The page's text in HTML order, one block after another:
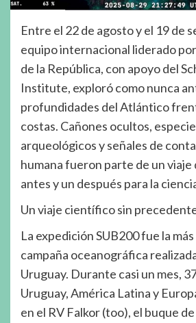
Entre el 22 de agosto y el 19 de
equipo internacional liderado
de la República, con apoyo del
Institute, exploró como nunca
profundidades del Atlántico
costas. Cañones ocultos,
arqueológicos y señales de
humana fueron parte de un viaje
antes y un después para la
Un viaje científico sin
La expedición SUB200 fue la
campaña oceanográfica
Uruguay. Durante casi un mes,
Uruguay, América Latina y
en el RV Falkor (too), el buque